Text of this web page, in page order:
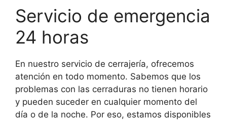
Servicio de emergencia
24 horas
En nuestro servicio de cerrajería, ofrecemos
atención en todo momento. Sabemos que los
problemas con las cerraduras no tienen horario
y pueden suceder en cualquier momento del
día o de la noche. Por eso, estamos disponibles